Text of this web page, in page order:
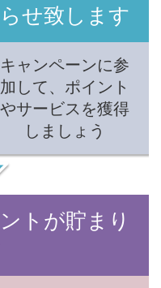
せ致します
キャンペーンに参
加して、ポイント
やサービスを獲得
しましょう
トが貯まり